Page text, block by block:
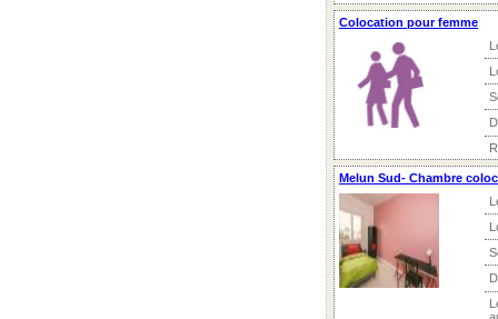
Colocation pour femme
Melun Sud- Chambre